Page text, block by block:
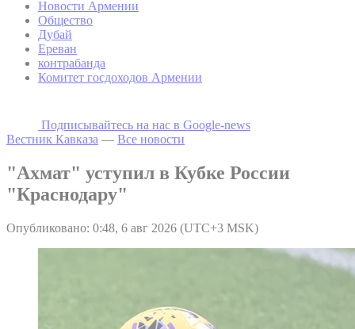
Новости Армении
Общество
Дубай
Ереван
контрабанда
Комитет госдоходов Армении
Подписывайтесь на наc в Google-news
Вестник Кавказа — Все новости
"Ахмат" уступил в Кубке России
"Краснодару"
Опубликовано: 0:48, 6 авг 2026 (UTC+3 MSK)